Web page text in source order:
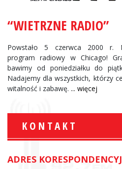
“WIETRZNE RADIO”
Powstało 5 czerwca 2000 r.
program radiowy w Chicago!
bawimy od poniedziałku do
Nadajemy dla wszystkich, którzy
witalność i zabawę. ... więcej
KONTAKT
ADRES